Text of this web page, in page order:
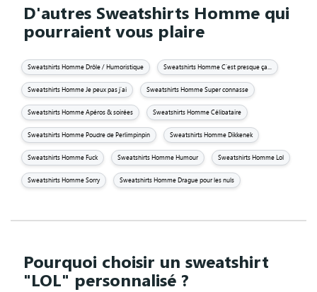
D'autres Sweatshirts Homme qui
pourraient vous plaire
Sweatshirts Homme Drôle / Humoristique Sweatshirts Homme C'est presque ça...
Sweatshirts Homme Je peux pas j'ai Sweatshirts Homme Super connasse
Sweatshirts Homme Apéros & soirées Sweatshirts Homme Célibataire
Sweatshirts Homme Poudre de Perlimpinpin Sweatshirts Homme Dikkenek
Sweatshirts Homme Fuck Sweatshirts Homme Humour Sweatshirts Homme Lol
Sweatshirts Homme Sorry Sweatshirts Homme Drague pour les nuls
Pourquoi choisir un sweatshirt
"LOL" personnalisé ?